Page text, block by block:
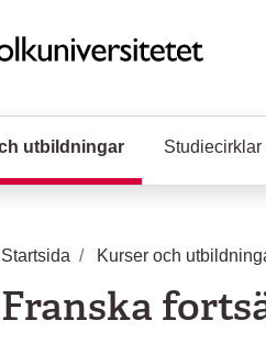
utbildningar (Aktuell sida)
Studiecirklar
Startsida Kurser och
Franska